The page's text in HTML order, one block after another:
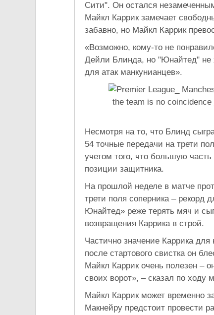
Сити". Он остался
Майкл Каррик замечает
забавно, но Майкл Каррик
«Возможно, кому-то не
Дейли Блинда, но "Юнайтед" не
для атак манкунианцев».
Несмотря на то, что Блинд
54 точные передачи на трети
учетом того, что большую
позиции защитника.
На прошлой неделе в матче
трети поля соперника – рекорд
Юнайтед» реже терять мяч и
возвращения Каррика в строй.
Частично значение Каррика
после стартового свистка он
Майкл Каррик очень полезен –
своих ворот», – сказал по ходу
Майкл Каррик может временно
Макнейру предстоит провести